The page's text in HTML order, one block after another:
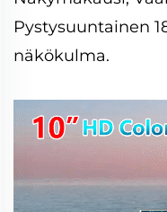
Pystysuuntainen
näkökulma.